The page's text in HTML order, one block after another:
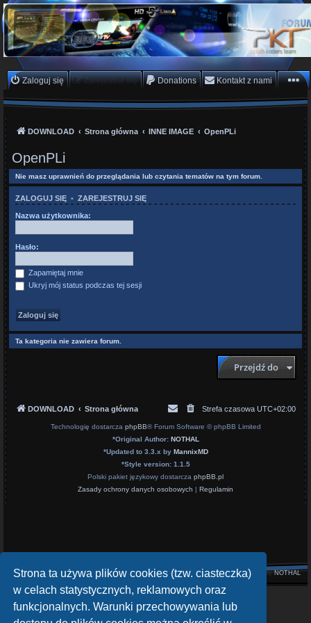
Strona ta używa plików cookies (tzw. ciasteczka)
w celach statystycznych, reklamowych oraz
funkcjonalnych. Warunki przechowywania lub
PKTeam - Polish Koders
Team
Hyperion, Enigma, E2, PKT, listy kanałów, oscam
Zaloguj się Zarejestruj się Donations Kontakt z nami
DOWNLOAD Strona główna INNE IMAGE OpenPLi
OpenPLi
Nie masz uprawnień do przeglądania lub czytania tematów na tym forum.
ZALOGUJ SIĘ • ZAREJESTRUJ SIĘ
Nazwa użytkownika:
Hasło:
Zapamiętaj mnie
Ukryj mój status podczas tej sesji
Ta kategoria nie zawiera forum.
Przejdź do
DOWNLOAD Strona główna Strefa czasowa UTC+02:00
Technologię dostarcza phpBB® Forum Software © phpBB Limited
*Original Author: NOTHAL
*Updated to 3.3.x by MannixMD
*Style version: 1.1.5
Polski pakiet językowy dostarcza phpBB.pl
Zasady ochrony danych osobowych | Regulamin
Style byNOTHAL
openATV Forum
https://www.opena.tv/